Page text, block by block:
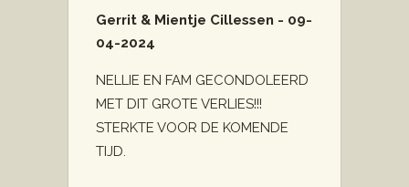
Gerrit & Mientje Cillessen - 09-
04-2024
NELLIE EN FAM GECONDOLEERD
MET DIT GROTE VERLIES!!!
STERKTE VOOR DE KOMENDE
TIJD.